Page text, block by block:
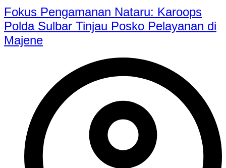
Fokus Pengamanan Nataru: Karoops
Polda Sulbar Tinjau Posko Pelayanan di
Majene